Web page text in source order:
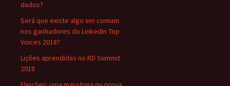
dados?
Será que existe algo em comum
nos ganhadores do LinkedIn Top
Voices 2018?
Lições aprendidas no RD Summit
2018